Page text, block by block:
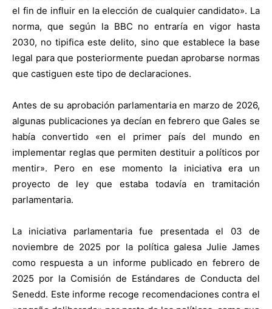
el fin de influir en la elección de cualquier candidato». La
norma, que según la BBC no entraría en vigor hasta
2030, no tipifica este delito, sino que establece la base
legal para que posteriormente puedan aprobarse normas
que castiguen este tipo de declaraciones.
Antes de su aprobación parlamentaria en marzo de 2026,
algunas publicaciones ya decían en febrero que Gales se
había convertido «en el primer país del mundo en
implementar reglas que permiten destituir a políticos por
mentir». Pero en ese momento la iniciativa era un
proyecto de ley que estaba todavía en tramitación
parlamentaria.
La iniciativa parlamentaria fue presentada el 03 de
noviembre de 2025 por la política galesa Julie James
como respuesta a un informe publicado en febrero de
2025 por la Comisión de Estándares de Conducta del
Senedd. Este informe recoge recomendaciones contra el